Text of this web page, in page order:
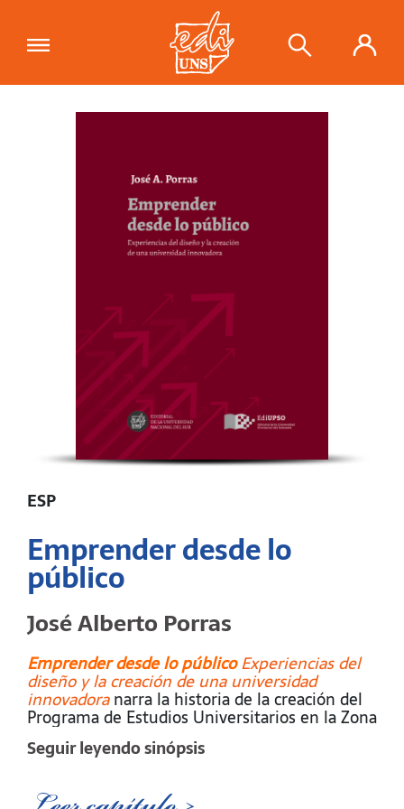
ESP
Emprender desde lo
público
José Alberto Porras
Emprender desde lo público Experiencias del
diseño y la creación de una universidad
innovadora narra la historia de la creación del
Programa de Estudios Universitarios en la Zona
(PEUZO), y de su resultado posterior, la
Universidad Provincial del Sudoeste (UPSO). Su
dramatismo, facilita entrever los riesgos que
Seguir leyendo sinópsis